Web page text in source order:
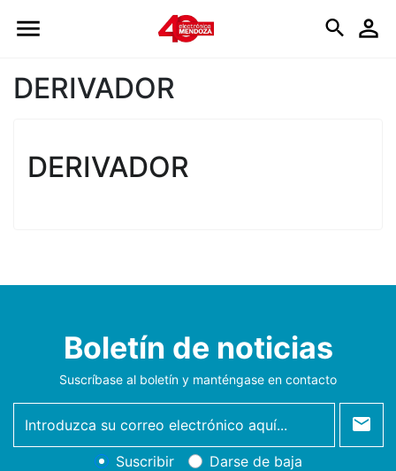
DERIVADOR
DERIVADOR
Boletín de noticias
Suscríbase al boletín y manténgase en contacto
newsletter
Suscribir Darse de baja